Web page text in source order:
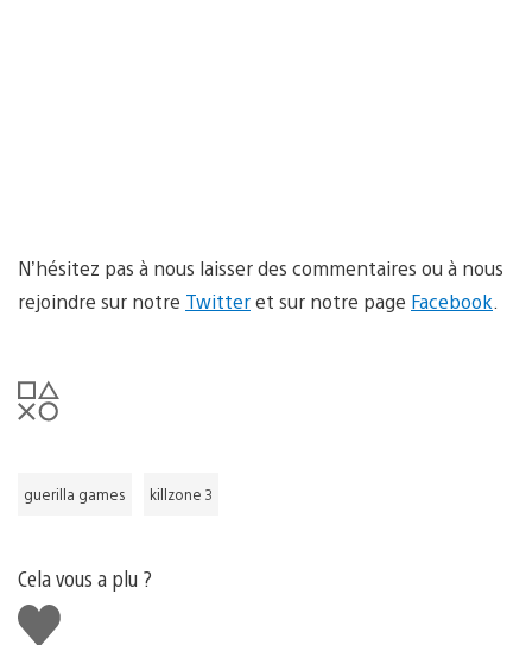
N’hésitez pas à nous laisser des commentaires ou à nous
rejoindre sur notre Twitteret sur notre page Facebook
guerilla games killzone 3
Cela vous a plu ?
J'aime